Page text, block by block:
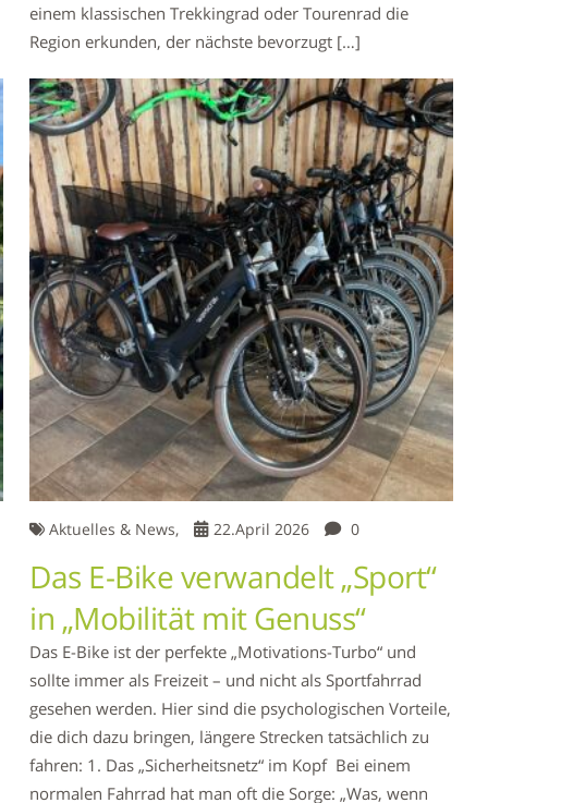
einem klassischen Trekkingrad oder Tourenrad die
Region erkunden, der nächste bevorzugt […]
Aktuelles & News, 22.April 2026 0
Das E-Bike verwandelt „Sport“
in „Mobilität mit Genuss“
Das E-Bike ist der perfekte „Motivations-Turbo“ und
sollte immer als Freizeit – und nicht als Sportfahrrad
gesehen werden. Hier sind die psychologischen Vorteile,
die dich dazu bringen, längere Strecken tatsächlich zu
fahren: 1. Das „Sicherheitsnetz“ im Kopf Bei einem
normalen Fahrrad hat man oft die Sorge: „Was, wenn